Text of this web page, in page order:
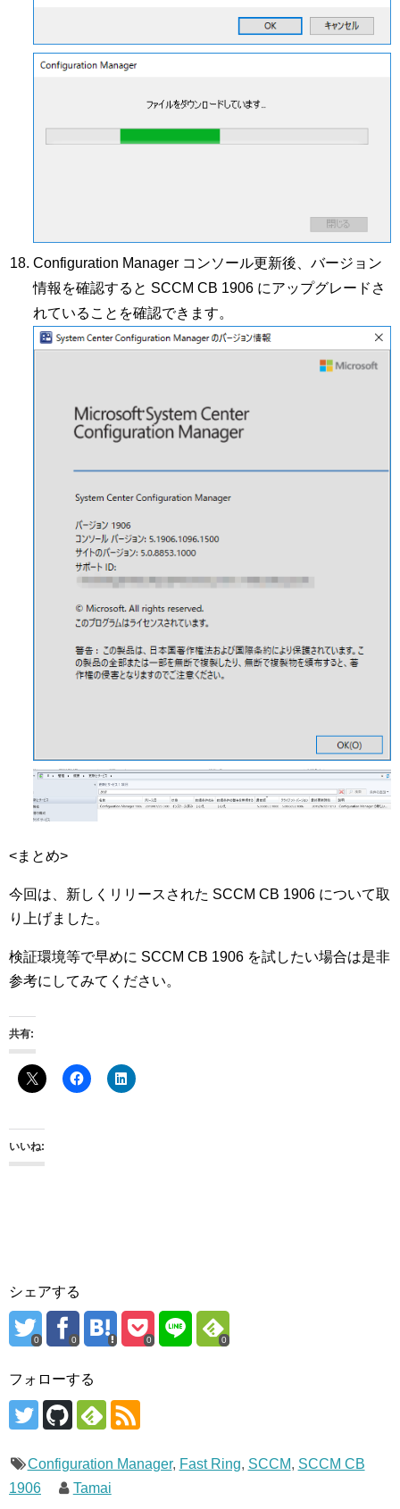
Configuration Manager コンソール更新後、バージョン
情報を確認すると SCCM CB 1906 にアップグレードさ
れていることを確認できます。
<まとめ>
今回は、新しくリリースされた SCCM CB 1906 について取
り上げました。
検証環境等で早めに SCCM CB 1906 を試したい場合は是非
参考にしてみてください。
共有:
いいね:
シェアする
0 0 0 0
フォローする
Configuration Manager, Fast Ring, SCCM, SCCM CB
1906
Tamai